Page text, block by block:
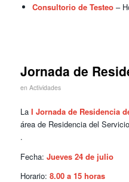
Consultorio de Testeo–
Jornada de
en Actividades
La I Jornada de Residencia
área de Residencia del
.
Fecha: Jueves 24 de julio
Horario: 8.00 a 15 horas